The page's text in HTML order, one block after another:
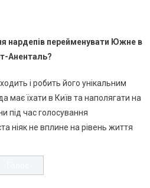
нардепів перейменувати Южне в
Аненталь?
і робить його унікальним
має їхати в Київ та наполягати на
під час голосування
ніяк не вплине на рівень життя